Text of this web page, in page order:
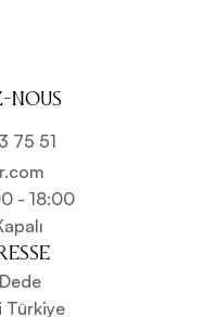
NOUS
75 51
- 18:00
Türkiye